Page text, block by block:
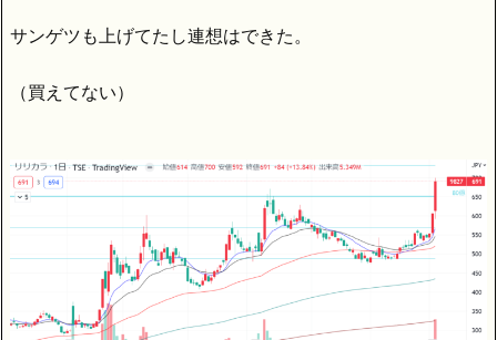
サンゲツも上げてたし連想はできた。
（買えてない）